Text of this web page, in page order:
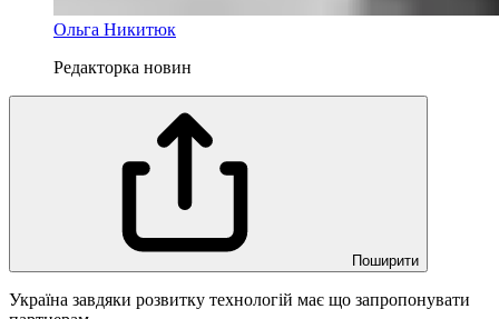
Ольга Никитюк
Редакторка новин
Поширити
Україна завдяки розвитку технологій має що запропонувати